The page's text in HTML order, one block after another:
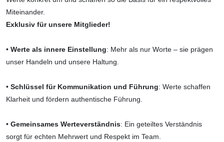
Miteinander.
Exklusiv für unsere Mitglieder!
• Werte als innere Einstellung: Mehr als nur Worte – sie prägen
unser Handeln und unsere Haltung.
• Schlüssel für Kommunikation und Führung: Werte schaffen
Klarheit und fördern authentische Führung.
• Gemeinsames Werteverständnis: Ein geteiltes Verständnis
sorgt für echten Mehrwert und Respekt im Team.